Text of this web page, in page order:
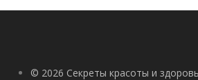
© 2026 Секреты красоты и